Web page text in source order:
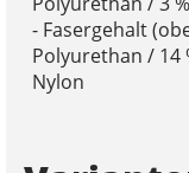
- Fasergehalt
Polyurethan / 14
Nylon